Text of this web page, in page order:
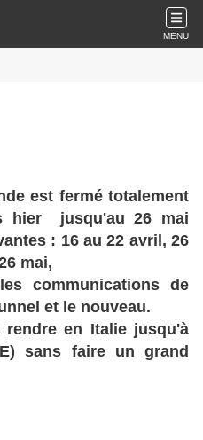
MENU
est fermé totalement
hier jusqu'au 26 mai
: 16 au 22 avril, 26
mai,
communications de
et le nouveau.
en Italie jusqu'à
sans faire un grand